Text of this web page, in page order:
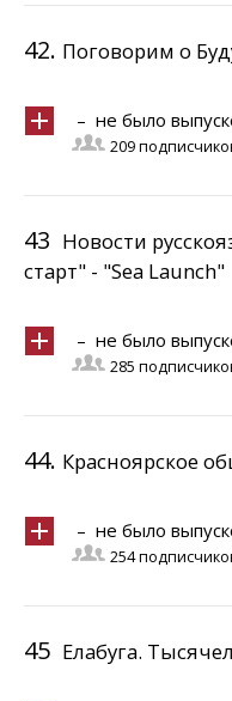
42. Поговорим о
– не было
209
43 Новости
старт" - "Sea Launch"
– не было
285
44. Красноярское
– не было
254
45 Елабуга.